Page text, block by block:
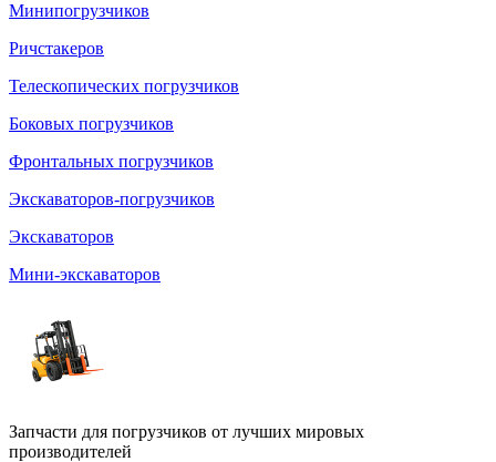
Минипогрузчиков
Ричстакеров
Телескопических погрузчиков
Боковых погрузчиков
Фронтальных погрузчиков
Экскаваторов-погрузчиков
Экскаваторов
Мини-экскаваторов
Запчасти для погрузчиков от лучших мировых
производителей